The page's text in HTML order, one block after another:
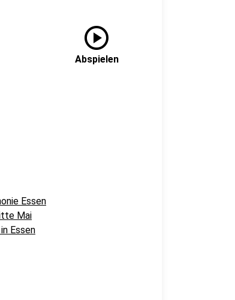
play_circle
Abspielen
Essen
Mai
Essen